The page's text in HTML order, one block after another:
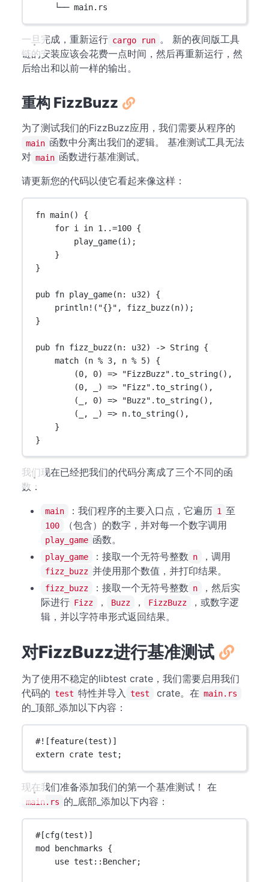
└── main.rs
一旦完成，重新运行 cargo run 。 新的夜间版工具
链的安装应该会花费一点时间，然后再重新运行，然
后给出和以前一样的输出。
重构 FizzBuzz
为了测试我们的FizzBuzz应用，我们需要从程序的
main 函数中分离出我们的逻辑。 基准测试工具无法
对 main 函数进行基准测试。
请更新您的代码以使它看起来像这样：
fn main() {
for i in 1 ..=100 {
play_game(i);
}
}
pub fn play_game(n: u32) {
println! ( "{}" , fizz_buzz(n));
}
pub fn fizz_buzz(n: u32) -> String {
match (n % 3, n % 5) {
(0, 0) => "FizzBuzz" .to_string(),
(0, _) => "Fizz" .to_string(),
(_, 0) => "Buzz" .to_string(),
(_, _) => n.to_string(),
}
}
我们现在已经把我们的代码分离成了三个不同的函
数：
main ：我们程序的主要入口点，它遍历 1 至
100 （包含）的数字，并对每一个数字调用
play_game 函数。
play_game ：接取一个无符号整数 n ，调用
fizz_buzz 并使用那个数值，并打印结果。
fizz_buzz ：接取一个无符号整数 n
，然后实
际进行 Fizz ， Buzz ， FizzBuzz
，或数字逻
辑，并以字符串形式返回结果。
对FizzBuzz进行基准测试
为了使用不稳定的libtest crate，我们需要启用我们
代码的 test 特性并导入 test crate。在 main.rs
的_顶部_添加以下内容：
#![feature(test)]
extern crate test;
现在我们准备添加我们的第一个基准测试！ 在
main.rs 的_底部_添加以下内容：
#[cfg(test)]
mod
benchmarks {
use test :: Bencher;